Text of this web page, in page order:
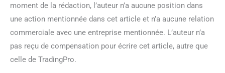
moment de la rédaction, l’auteur n’a aucune position dans
une action mentionnée dans cet article et n’a aucune relation
commerciale avec une entreprise mentionnée. L’auteur n’a
pas reçu de compensation pour écrire cet article, autre que
celle de TradingPro.